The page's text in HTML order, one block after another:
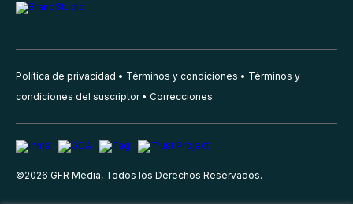
Política de privacidad Términos y condiciones
Términos y
condiciones del suscriptor
Correcciones
©2026 GFR Media, Todos los Derechos Reservados.